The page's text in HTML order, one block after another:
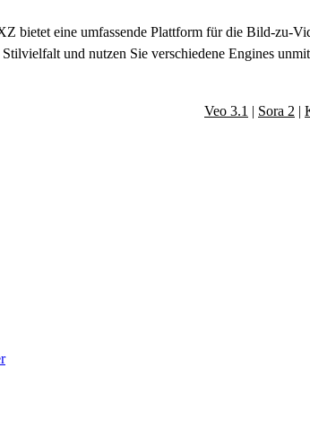
bietet eine umfassende Plattform für die Bild-zu-
Stilvielfalt und nutzen Sie verschiedene Engines
Veo 3.1 | Sora 2 |